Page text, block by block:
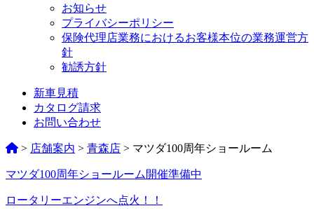
お知らせ
プライバシーポリシー
保険代理店業務におけるお客様本位の業務運営方
針
勧誘方針
新車見積
カタログ請求
お問い合わせ
> 店舗案内 > 青森店 > マツダ100周年ショールーム
ペ
ー
マツダ100周年ショールーム開催準備中
ロータリーエンジンへ点火！！